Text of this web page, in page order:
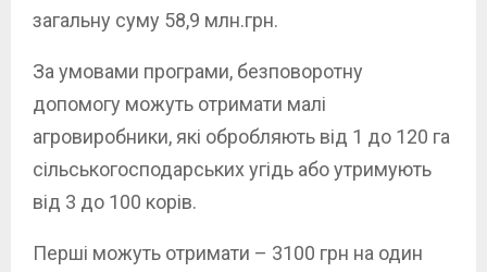
загальну суму 58,9 млн.грн.
За умовами програми, безповоротну
допомогу можуть отримати малі
агровиробники, які обробляють від 1 до 120 га
сільськогосподарських угідь або утримують
від 3 до 100 корів.
Перші можуть отримати – 3100 грн на один